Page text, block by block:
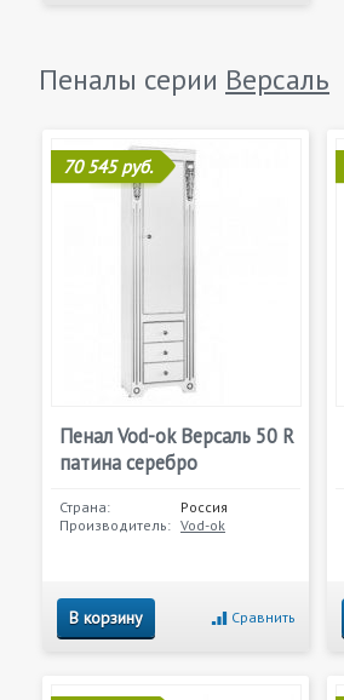
Пеналы серии Версаль
70 545 руб.
Пенал Vod-ok Версаль 50 R
патина серебро
Страна:
Россия
Производитель: Vod-ok
В корзину Сравнить